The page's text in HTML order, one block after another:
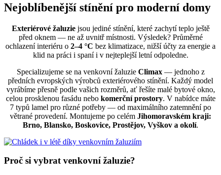
Nejoblíbenější stínění pro moderní domy
Exteriérové žaluziejsou jediné stínění, které zachytí teplo ještě
před oknem — ne až uvnitř místnosti. Výsledek? Průměrné
ochlazení interiéru o 2–4 °C bez klimatizace, nižší účty za energie a
klid na práci i spaní i v nejteplejší letní odpoledne.
Specializujeme se na venkovní žaluzie Climax— jednoho z
předních evropských výrobců exteriérového stínění. Každý model
vyrábíme přesně podle vašich rozměrů, ať řešíte malé bytové okno,
celou prosklenou fasádu nebo komerční prostory. V nabídce máte
7 typů lamel pro různé potřeby — od maximálního zatemnění po
větrané provedení. Montujeme po celém Jihomoravském kraji:
Brno, Blansko, Boskovice, Prostějov, Vyškov a okolí.
Proč si vybrat venkovní žaluzie?